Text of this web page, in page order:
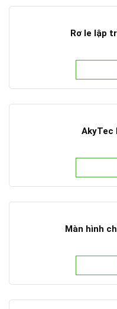
Rơ le lập
AkyTec
Màn hình